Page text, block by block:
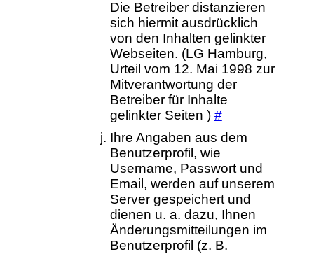
Die Betreiber distanzieren
sich hiermit ausdrücklich
von den Inhalten gelinkter
Webseiten. (LG Hamburg,
Urteil vom 12. Mai 1998 zur
Mitverantwortung der
Betreiber für Inhalte
gelinkter Seiten ) #
Ihre Angaben aus dem
Benutzerprofil, wie
Username, Passwort und
Email, werden auf unserem
Server gespeichert und
dienen u. a. dazu, Ihnen
Änderungsmitteilungen im
Benutzerprofil (z. B.